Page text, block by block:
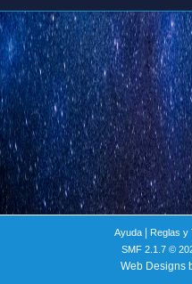
Ayuda| Reglas y
SMF 2.1.7 ©
Web Designs